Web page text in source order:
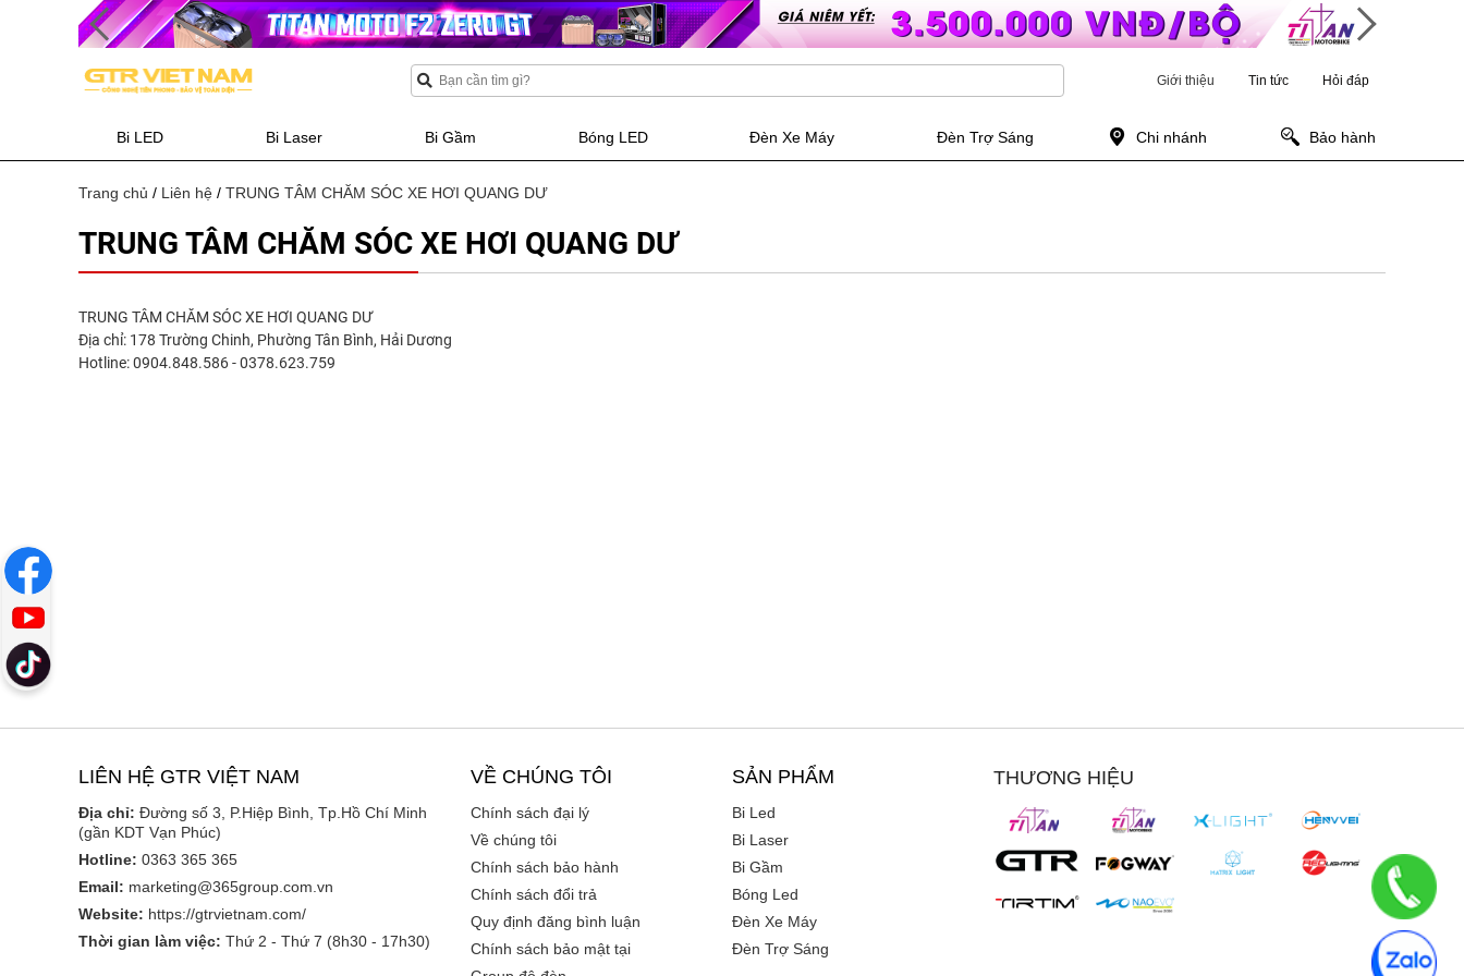
Giới thiệu Tin tức Hỏi đáp
Bi LED Bi Laser Bi Gầm Bóng LED Đèn Xe Máy Đèn Trợ Sáng Chi nhánh Bảo hành
Trang chủ / Liên hệ / TRUNG TÂM CHĂM SÓC XE HƠI QUANG DƯ
TRUNG TÂM CHĂM SÓC XE HƠI QUANG DƯ
TRUNG TÂM CHĂM SÓC XE HƠI QUANG DƯ
Địa chỉ: 178 Trường Chinh, Phường Tân Bình, Hải Dương
Hotline: 0904.848.586 - 0378.623.759
LIÊN HỆ GTR VIỆT NAM
Địa chỉ: Đường số 3, P.Hiệp Bình, Tp.Hồ Chí Minh
(gần KDT Vạn Phúc)
Hotline: 0363 365 365
Email: marketing@365group.com.vn
Website: https://gtrvietnam.com/
Thời gian làm việc: Thứ 2 - Thứ 7 (8h30 - 17h30)
VỀ CHÚNG TÔI
Chính sách đại lý
Về chúng tôi
Chính sách bảo hành
Chính sách đổi trả
Quy định đăng bình luận
Chính sách bảo mật tại
SẢN PHẨM
Bi Led
Bi Laser
Bi Gầm
Bóng Led
Đèn Xe Máy
Đèn Trợ Sáng
THƯƠNG HIỆU